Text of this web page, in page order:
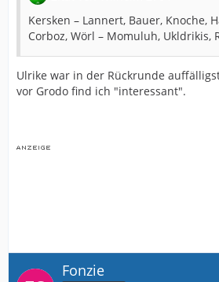
Kersken – Lannert, Bauer, Knoche,
Corboz, Wörl – Momuluh, Ukldrikis,
Ulrike war in der Rückrunde
vor Grodo find ich "interessant".
Fonzie